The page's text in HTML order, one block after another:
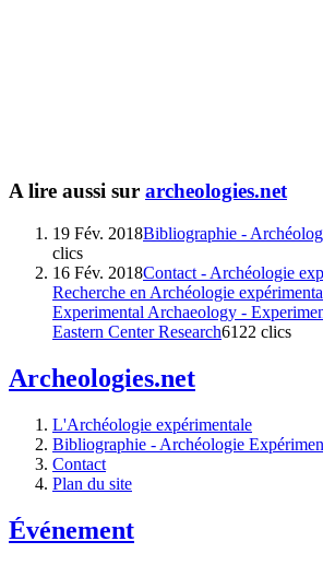
A lire aussi sur archeologies.net
19 Fév. 2018Bibliographie -
clics
16 Fév. 2018Contact - Archéologie
Recherche en Archéologie
Experimental Archaeology -
Eastern Center Research6122 clics
Archeologies.net
L'Archéologie expérimentale
Bibliographie - Archéologie
Contact
Plan du site
Événement